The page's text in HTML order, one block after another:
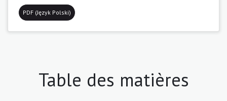
PDF (Język Polski)
Table des matières